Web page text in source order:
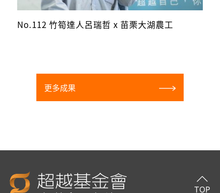
No.112 竹筍達人呂瑞哲 x 苗栗大湖農工
更多成果
TOP